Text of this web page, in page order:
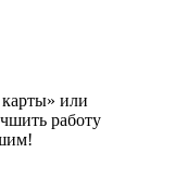
или
работу